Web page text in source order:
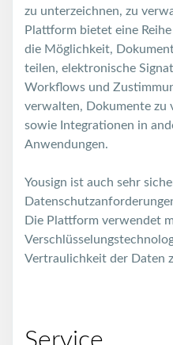
zu unterzeichnen, zu
Plattform bietet eine
die Möglichkeit,
teilen, elektronische
Workflows und
verwalten, Dokumente zu
sowie Integrationen in
Anwendungen.
Yousign ist auch sehr
Die Plattform verwendet
Vertraulichkeit der Daten